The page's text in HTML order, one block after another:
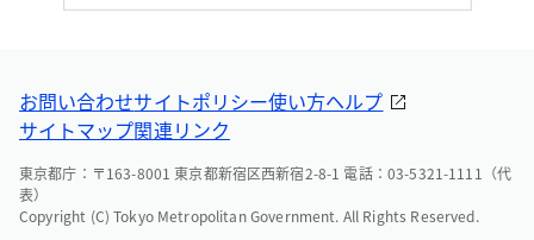
お問い合わせサイトポリシー使い方ヘルプ
サイトマップ関連リンク
東京都庁：〒163-8001 東京都新宿区西新宿2-8-1 電話：03-5321-1111（代
表）
Copyright (C) Tokyo Metropolitan Government. All Rights Reserved.